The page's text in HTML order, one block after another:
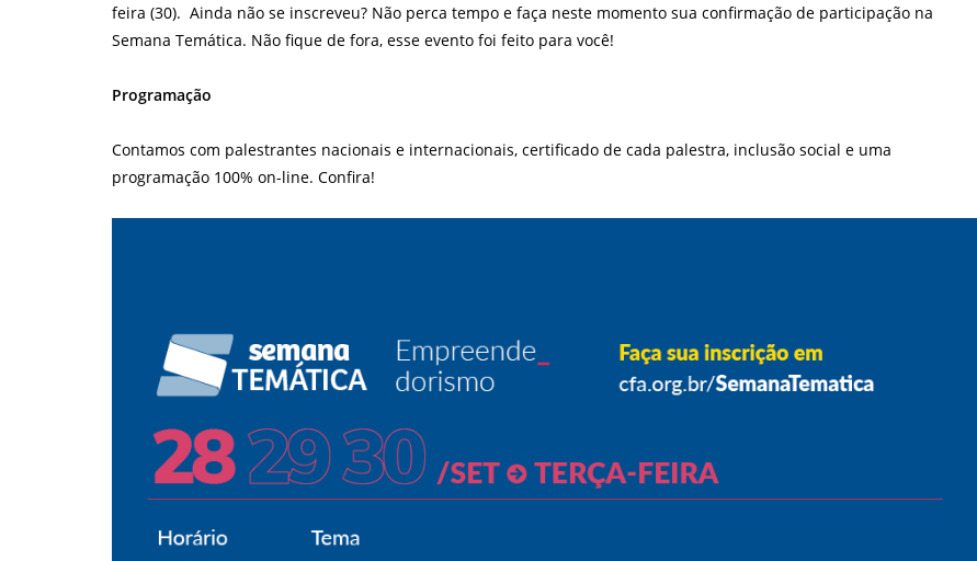
feira (30). Ainda não se inscreveu? Não perca tempo e faça neste momento sua confirmação de participação na
Semana Temática. Não fique de fora, esse evento foi feito para você!
Programação
Contamos com palestrantes nacionais e internacionais, certificado de cada palestra, inclusão social e uma
programação 100% on-line. Confira!